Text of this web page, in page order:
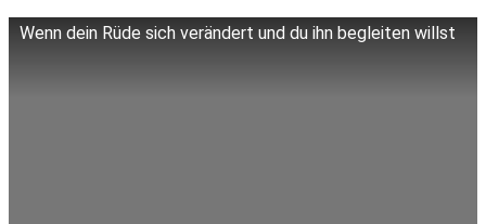
Wenn dein Rüde sich verändert und du ihn begleiten willst